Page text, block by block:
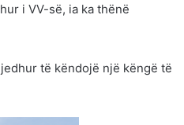
i VV-së, ia ka thënë
të këndojë një këngë të